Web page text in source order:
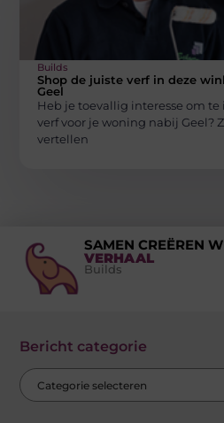
Builds
Shop de juiste verf in deze
Geel
Heb je toevallig interesse om
verf voor je woning nabij Geel?
vertellen
SAMEN CREËREN
VERHAAL
Builds
Bericht categorie